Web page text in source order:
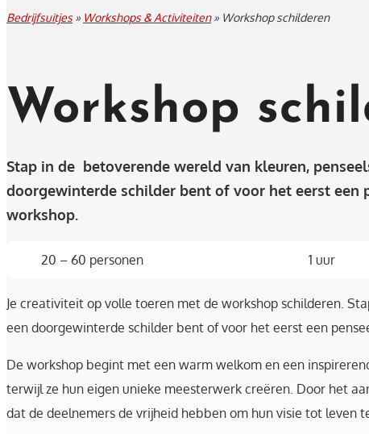
Bedrijfsuitjes» Workshops & Activiteiten» Workshop schilderen
Workshop
Stap in de betoverende wereld van kleuren,
doorgewinterde schilder bent of voor het eerst een
workshop.
20 – 60 personen 1 uur
Je creativiteit op volle toeren met de workshop schilderen.
een doorgewinterde schilder bent of voor het eerst een
De workshop begint met een warm welkom en een
terwijl ze hun eigen unieke meesterwerk creëren. Door het
dat de deelnemers de vrijheid hebben om hun visie tot leven